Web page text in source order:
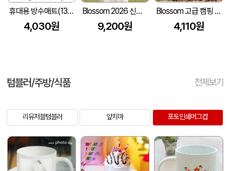
휴대용 방수매트(135cmx145cm) 방수돗자리 휴대용매트 돗자리매트 등산매트 // 인쇄제작가능
4,030원
Blossom 2026 신형 초음파 퀼팅 방수 피크닉매트 1P
9,200원
Blossom 고급 캠핑 방수 개인용 폴딩 방석 매트 1P
4,110원
텀블러/주방/식품 전체보기
리유저블텀블러 앞치마 포토인쇄머그컵